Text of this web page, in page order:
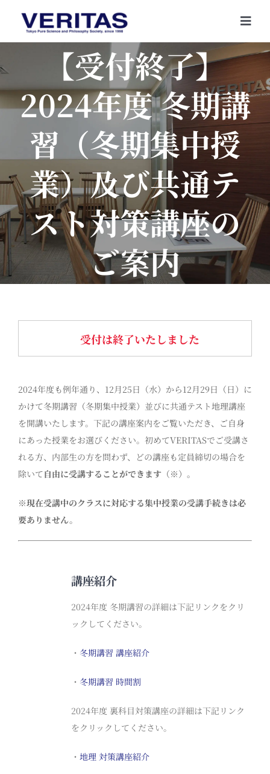
content
【受付終了】
2024年度 冬期講
習（冬期集中授
業）及び共通テ
スト対策講座の
ご案内
受付は終了いたしました
2024年度も例年通り、12月25日（水）から12月29日（日）に
かけて冬期講習（冬期集中授業）並びに共通テスト地理講座
を開講いたします。下記の講座案内をご覧いただき、ご自身
にあった授業をお選びください。初めてVERITASでご受講さ
れる方、内部生の方を問わず、どの講座も定員締切の場合を
除いて自由に受講することができます （※） 。
※現在受講中のクラスに対応する集中授業の受講手続きは必
要ありません。
講座紹介
2024年度 冬期講習の詳細は下記リンクをクリ
ックしてください。
・ 冬期講習 講座紹介
・ 冬期講習 時間割
2024年度 裏科目対策講座の詳細は下記リンク
をクリックしてください。
・ 地理 対策講座紹介